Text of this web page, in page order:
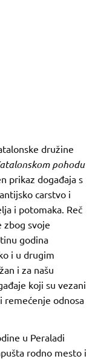
družine
pohodu
prikaz događaja s
carstvo i
i potomaka. Reč
zbog svoje
godina
i u drugim
i za našu
koji su vezani
remećenje odnosa
u Peraladi
rodno mesto i